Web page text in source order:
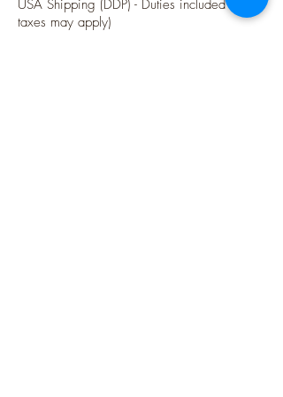
USA Shipping (DDP) - Duties included (Local
taxes may apply)